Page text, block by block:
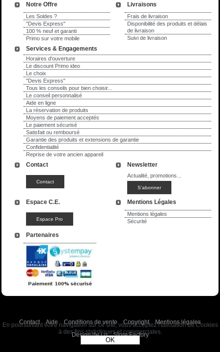
Notre Offre
Les Soldes ?
"Devis Express"
100 % neuf et garanti
Primo sur votre mobile
Livraisons
Frais de livraison
Disponibilité des produits et délais
de livraison
Suivi de livraison
Services & Engagements
Horaires d'ouverture
Le discount Primo ideo
Le choix
"Devis Express"
Tous les conseils pour bien choisir...
Le conseil personnalisé
Aide en ligne
La réservation de produits
Moyens de paiement acceptés
Le paiement sécurisé
Satisfait ou remboursé
Garantie des produits et extensions de garantie
Confidentialité
Reprise de votre ancien appareil
Contact Newsletter
Actualité, promotions...
Espace C.E. Mentions Légales
Mentions légales
Sécurité
Partenaires
Contact Aide Conditions de vente Copyright
Mentions légales
Design de Lo
Store Factory
En poursuivant votre navigation sur ce site, vous acceptez l'utilisation de Cookies
à des fins statistiques et commerciales.
OK